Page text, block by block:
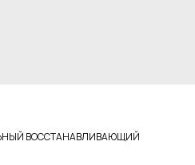
ВОССТАНАВЛИВАЮЩИЙ